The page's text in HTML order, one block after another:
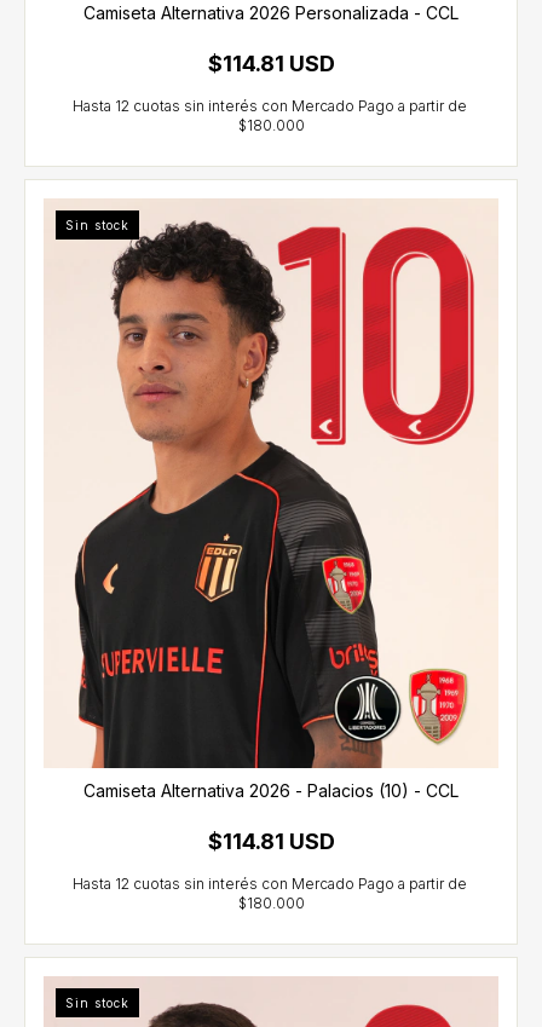
Camiseta Alternativa 2026 Personalizada - CCL
$114.81 USD
Sin stock
Camiseta Alternativa 2026 - Palacios (10) - CCL
$114.81 USD
Sin stock